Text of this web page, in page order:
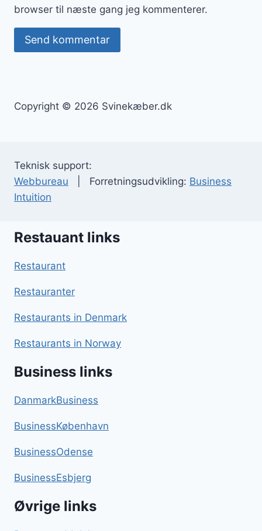
browser til næste gang jeg kommenterer.
Copyright © 2026 Svinekæber.dk
Teknisk support:
Webbureau | Forretningsudvikling: Business
Intuition
Restauant links
Restaurant
Restauranter
Restaurants in Denmark
Restaurants in Norway
Business links
DanmarkBusiness
BusinessKøbenhavn
BusinessOdense
BusinessEsbjerg
Øvrige links